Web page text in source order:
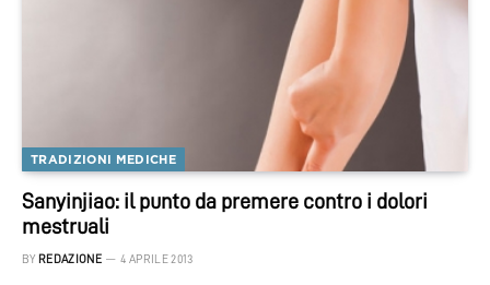
TRADIZIONI MEDICHE
Sanyinjiao: il punto da premere contro i dolori
mestruali
BY REDAZIONE 4 APRILE 2013